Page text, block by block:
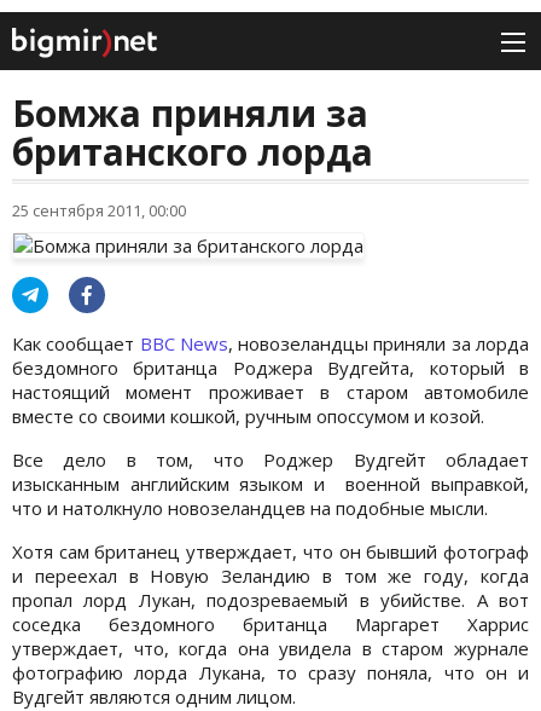
Бомжа приняли за
британского лорда
25 сентября 2011, 00:00
Как сообщает BBC News, новозеландцы приняли за лорда
бездомного британца Роджера Вудгейта, который в
настоящий момент проживает в старом автомобиле
вместе со своими кошкой, ручным опоссумом и козой.
Все дело в том, что Роджер Вудгейт обладает
изысканным английским языком и военной выправкой,
что и натолкнуло новозеландцев на подобные мысли.
Хотя сам британец утверждает, что он бывший фотограф
и переехал в Новую Зеландию в том же году, когда
пропал лорд Лукан, подозреваемый в убийстве. А вот
соседка бездомного британца Маргарет Харрис
утверждает, что, когда она увидела в старом журнале
фотографию лорда Лукана, то сразу поняла, что он и
Вудгейт являются одним лицом.